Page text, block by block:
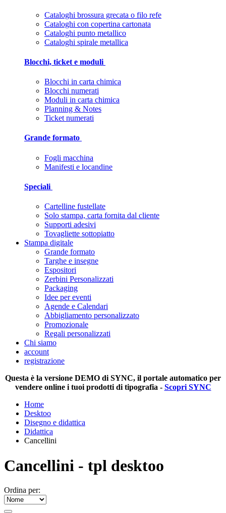
Cataloghi brossura grecata o filo refe
Cataloghi con copertina cartonata
Cataloghi punto metallico
Cataloghi spirale metallica
Blocchi, ticket e moduli
Blocchi in carta chimica
Blocchi numerati
Moduli in carta chimica
Planning & Notes
Ticket numerati
Grande formato
Fogli macchina
Manifesti e locandine
Speciali
Cartelline fustellate
Solo stampa, carta fornita dal cliente
Supporti adesivi
Tovagliette sottopiatto
Stampa digitale
Grande formato
Targhe e insegne
Espositori
Zerbini Personalizzati
Packaging
Idee per eventi
Agende e Calendari
Abbigliamento personalizzato
Promozionale
Regali personalizzati
Chi siamo
account
registrazione
Questa è la versione DEMO di SYNC, il portale automatico per
vendere online i tuoi prodotti di tipografia - Scopri SYNC
Home
Desktoo
Disegno e didattica
Didattica
Cancellini
Cancellini - tpl desktoo
Ordina per: